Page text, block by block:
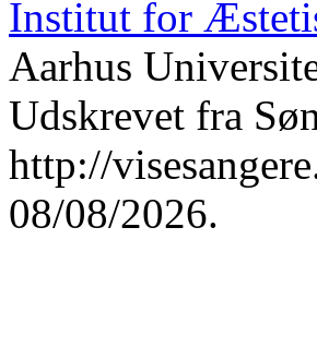
Institut for
Aarhus
Udskrevet fra
http://
08/08/2026.